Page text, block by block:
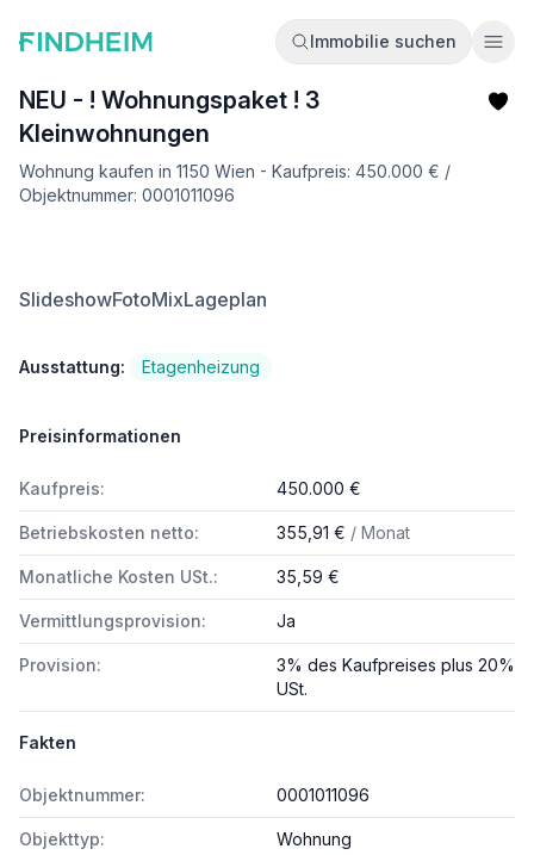
Immobilie suchen
NEU - ! Wohnungspaket ! 3
Kleinwohnungen
Wohnung kaufen in 1150 Wien - Kaufpreis: 450.000 € /
Objektnummer: 0001011096
SlideshowFotoMixLageplan
Ausstattung: Etagenheizung
Preisinformationen
Kaufpreis: 450.000 €
Betriebskosten netto: 355,91 € / Monat
Monatliche Kosten USt.: 35,59 €
Vermittlungsprovision: Ja
Provision:
3% des Kaufpreises plus 20%
USt.
Fakten
Objektnummer: 0001011096
Objekttyp: Wohnung